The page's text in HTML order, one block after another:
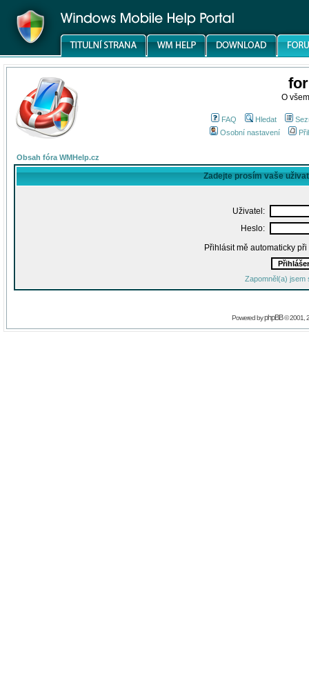
O
FAQ Hledat
Osobní nastavení
Obsah fóra WMHelp.cz
Zadejte prosím vaše
Uživatel:
Heslo:
Přihlásit mě automaticky
Zapomněl(a) jsem
Powered byphpBB© 2001,